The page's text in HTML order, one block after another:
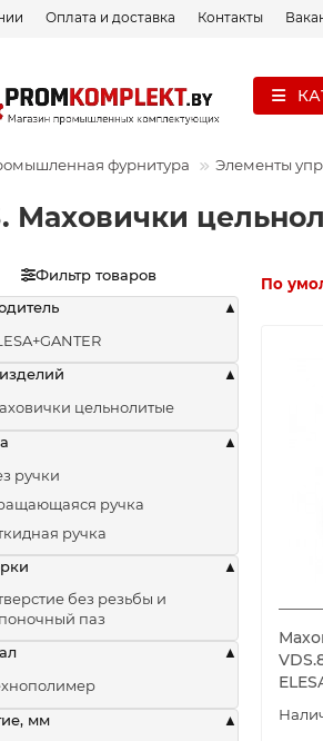
Оплата и доставка Контакты
фурнитура Элементы
Маховички
Фильтр товаров
цельнолитые
ручки
ручка
ручка
без резьбы и
паз
мм
По